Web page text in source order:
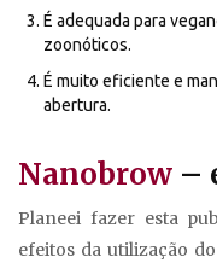
É adequada para
zoonóticos.
É muito eficiente e
abertura.
Nanobrow –
Planeei fazer esta
efeitos da utilização